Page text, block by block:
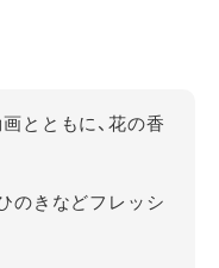
とともに、花の香
のきなどフレッシ